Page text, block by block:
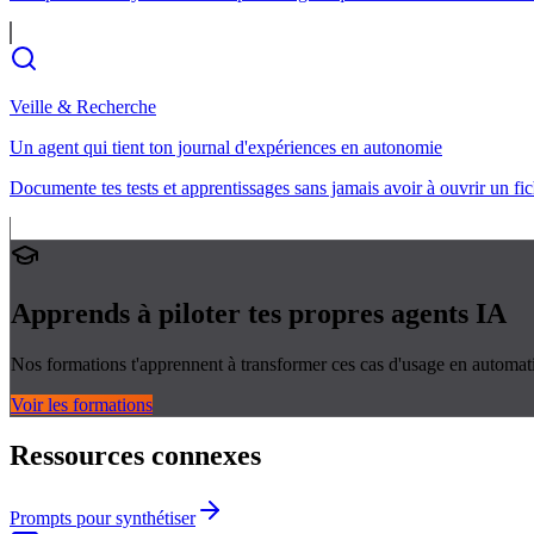
Veille & Recherche
Un agent qui tient ton journal d'expériences en autonomie
Documente tes tests et apprentissages sans jamais avoir à ouvrir un
Apprends à piloter tes propres agents IA
Nos formations t'apprennent à transformer ces cas d'usage en
Voir les formations
Ressources connexes
Prompts pour synthétiser